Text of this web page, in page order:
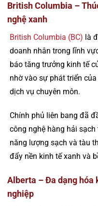
British Columbia –
nghệ xanh
British Columbia (BC) là
doanh nhân trong lĩnh
báo tăng trưởng kinh tế
nhờ vào sự phát triển
dịch vụ chuyên môn.
Chính phủ liên bang đã
công nghệ hàng hải
năng lượng sạch và tàu
đẩy nền kinh tế xanh và
Alberta – Đa dạng hóa
nghiệp